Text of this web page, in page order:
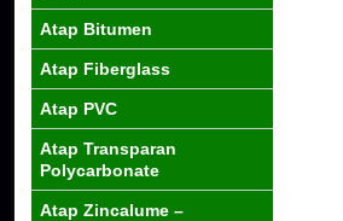
Atap Bitumen
Atap Fiberglass
Atap PVC
Atap Transparan
Polycarbonate
Atap Zincalume –